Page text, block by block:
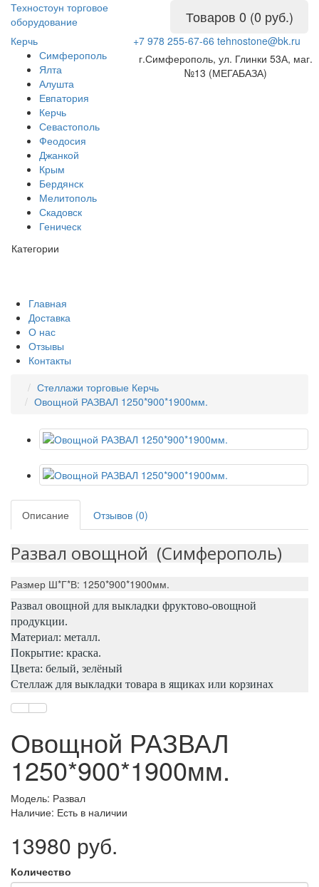
Техностоун торговое
оборудование
Товаров 0 (0 руб.)
Керчь
Симферополь
Ялта
Алушта
Евпатория
Керчь
Севастополь
Феодосия
Джанкой
Крым
Бердянск
Мелитополь
Скадовск
Геническ
+7 978 255-67-66 tehnostone@bk.ru
г.Симферополь, ул. Глинки 53А, маг.
№13 (МЕГАБАЗА)
Категории
Главная
Доставка
О нас
Отзывы
Контакты
Стеллажи торговые Керчь
Овощной РАЗВАЛ 1250*900*1900мм.
Описание Отзывов (0)
Развал овощной (Симферополь)
Размер Ш*Г*В: 1250*900*1900мм.
Развал овощной для выкладки фруктово-овощной
продукции.
Материал: металл.
Покрытие: краска.
Цвета: белый, зелёный
Стеллаж для выкладки товара в ящиках или корзинах
Овощной РАЗВАЛ
1250*900*1900мм.
Модель: Развал
Наличие: Есть в наличии
13980 руб.
Количество